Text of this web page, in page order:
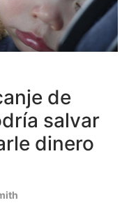
de
salvar
dinero